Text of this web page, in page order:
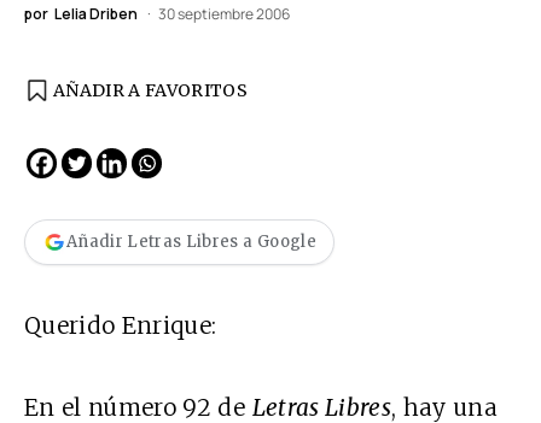
por Lelia Driben 30 septiembre 2006
AÑADIR A FAVORITOS
Añadir Letras Libres a Google
Querido Enrique:
En el número 92 de Letras Libres, hay una